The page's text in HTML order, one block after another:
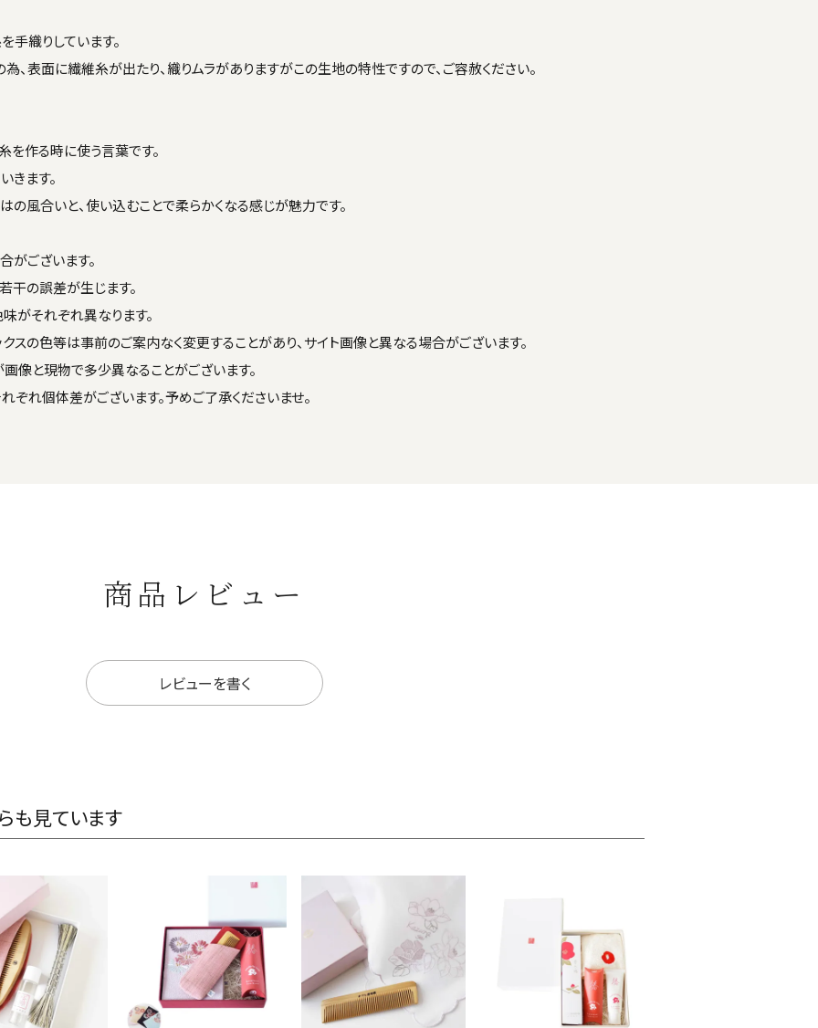
手織りしています。
、表面に繊維糸が出たり、織りムラがありますがこの生地の特性ですので、ご容赦ください。
を作る時に使う言葉です。
きます。
風合いと、使い込むことで柔らかくなる感じが魅力です。
ございます。
の誤差が生じます。
がそれぞれ異なります。
スの色等は事前のご案内なく変更することがあり、サイト画像と異なる場合がございます。
像と現物で多少異なることがございます。
ぞれ個体差がございます。予めご了承くださいませ。
商品レビュー
レビューを書く
も見ています